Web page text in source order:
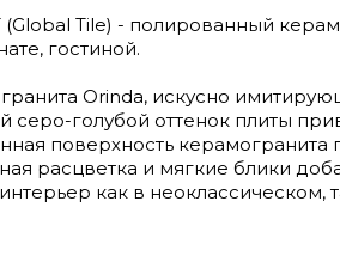
Tile) - полированный
гостиной.
Orinda, искусно
серо-голубой оттенок плиты
поверхность керамогранита
расцветка и мягкие блики
как в неоклассическом,